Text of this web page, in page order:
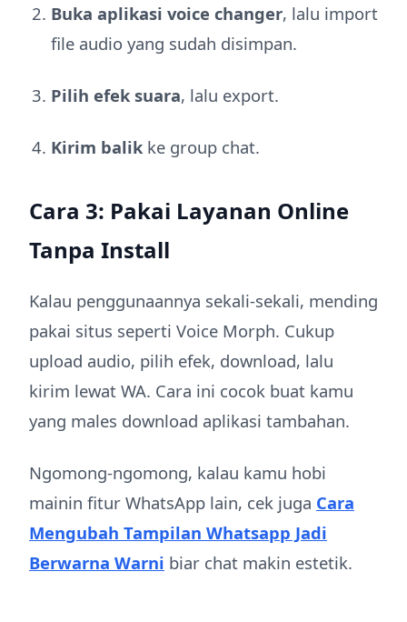
Buka aplikasi voice changer, lalu import
file audio yang sudah disimpan.
Pilih efek suara, lalu export.
Kirim balik ke group chat.
Cara 3: Pakai Layanan Online
Tanpa Install
Kalau penggunaannya sekali-sekali, mending
pakai situs seperti Voice Morph. Cukup
upload audio, pilih efek, download, lalu
kirim lewat WA. Cara ini cocok buat kamu
yang males download aplikasi tambahan.
Ngomong-ngomong, kalau kamu hobi
mainin fitur WhatsApp lain, cek juga Cara
Mengubah Tampilan Whatsapp Jadi
Berwarna Warni biar chat makin estetik.